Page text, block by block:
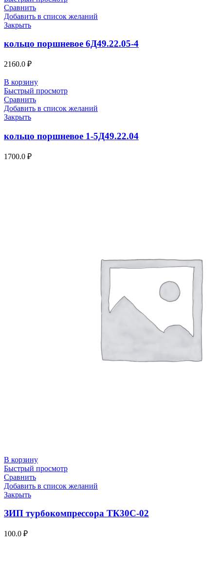
Сравнить
Добавить в список желаний
Закрыть
кольцо поршневое 6Д49.22.05-4
2160.0 ₽
В корзину
Быстрый просмотр
Сравнить
Добавить в список желаний
Закрыть
кольцо поршневое 1-5Д49.22.04
1700.0 ₽
В корзину
Быстрый просмотр
Сравнить
Добавить в список желаний
Закрыть
ЗИП турбокомпрессора ТК30С-02
100.0 ₽